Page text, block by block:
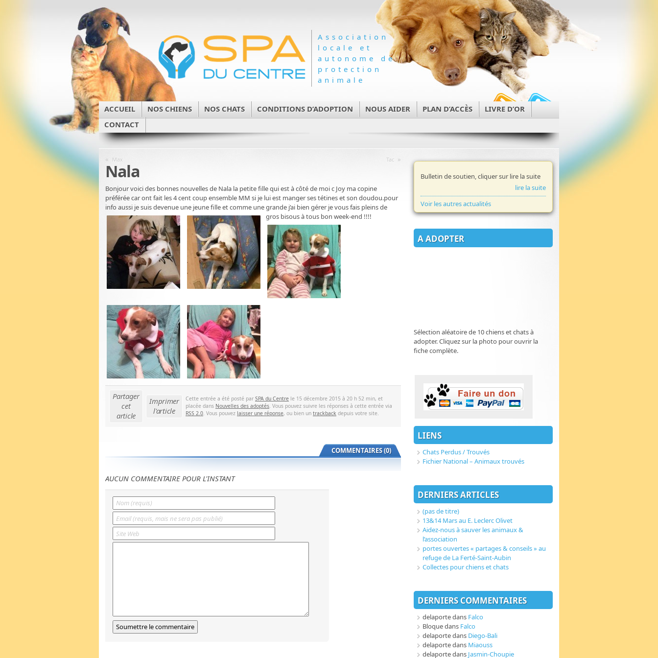
Association
locale et
autonome de
protection
animale
ACCUEIL NOS CHIENS NOS CHATS CONDITIONS D’ADOPTION NOUS AIDER PLAN D’ACCÈS
LIVRE D’OR
CONTACT
« Max Tac »
Nala
Bonjour voici des bonnes nouvelles de Nala la petite fille qui est à côté de moi c Joy ma copine
préférée car ont fait les 4 cent coup ensemble MM si je lui est manger ses tétines et son doudou.pour
info aussi je suis devenue une jeune fille et comme une grande j’ai bien gérer je vous fais pleins de
gros bisous à tous bon week-end !!!!
Partager
cet
article
Imprimer
l'article
Cette entrée a été posté par SPA du Centre le 15 décembre 2015 à 20 h 52 min, et
placée dans Nouvelles des adoptés . Vous pouvez suivre les réponses à cette entrée via
RSS 2.0 . Vous pouvez laisser une réponse, ou bien un trackback depuis votre site.
COMMENTAIRES (0)
AUCUN COMMENTAIRE POUR L'INSTANT
Bulletin de soutien, cliquer sur lire la suite
lire la suite
Voir les autres actualités
A ADOPTER
Sélection aléatoire de 10 chiens et chats à
adopter. Cliquez sur la photo pour ouvrir la
fiche complète.
LIENS
Chats Perdus / Trouvés
Fichier National – Animaux trouvés
DERNIERS ARTICLES
(pas de titre)
13&14 Mars au E. Leclerc Olivet
Aidez-nous à sauver les animaux &
l’association
portes ouvertes « partages & conseils » au
refuge de La Ferté-Saint-Aubin
Collectes pour chiens et chats
DERNIERS COMMENTAIRES
delaportedans Falco
Bloquedans Falco
delaportedans Diego-Bali
delaportedans Miaouss
delaportedans Jasmin-Choupie